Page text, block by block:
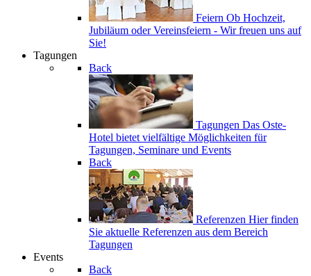
Feiern Ob Hochzeit,
Jubiläum oder Vereinsfeiern - Wir freuen uns auf
Sie!
Tagungen
Back
Tagungen Das Oste-
Hotel bietet vielfältige Möglichkeiten für
Tagungen, Seminare und Events
Back
Referenzen Hier finden
Sie aktuelle Referenzen aus dem Bereich
Tagungen
Events
Back